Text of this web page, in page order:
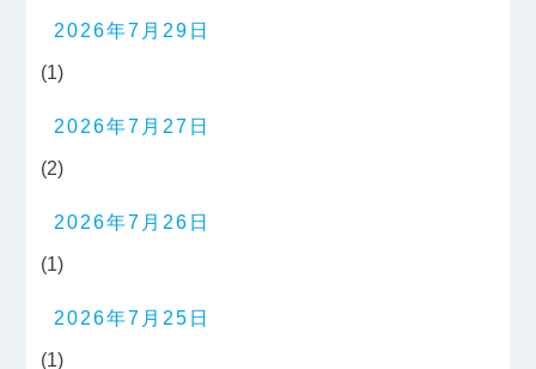
2026年7月29日
(1)
2026年7月27日
(2)
2026年7月26日
(1)
2026年7月25日
(1)